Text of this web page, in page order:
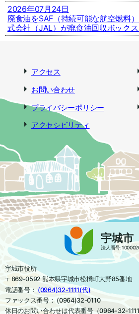
2026年07月24日
廃食油をSAF（持続可能な航空燃料
式会社（JAL）が廃食油回収ボック
アクセス
お問い合わせ
プライバシーポリシー
アクセシビリティ
宇城市
法人番号
宇城市役所
〒869-0592 熊本県宇城市松橋町大野85番地
電話番号： (0964)32-1111(代)
ファックス番号： (0964)32-0110
休日のお問い合わせは代表番号（0964-32-